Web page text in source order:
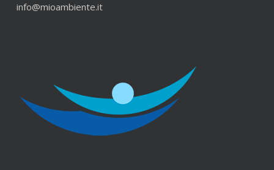
info@mioambiente.it